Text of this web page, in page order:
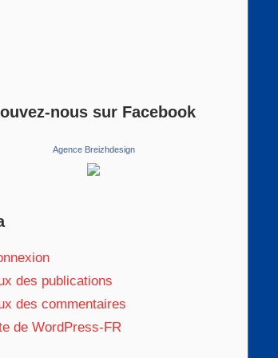
nous sur Facebook
Agence Breizhdesign
des publications
des commentaires
de WordPress-FR